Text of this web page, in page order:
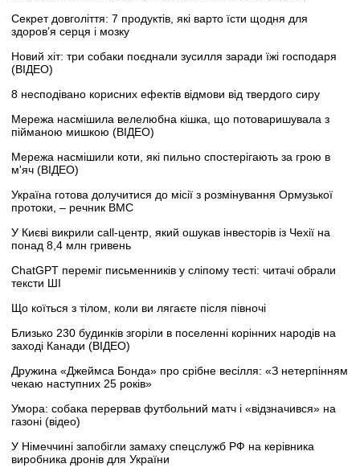
Секрет довголіття: 7 продуктів, які варто їсти щодня для
здоров’я серця і мозку
Новий хіт: три собаки поєднали зусилля заради їжі господаря
(ВІДЕО)
8 несподівано корисних ефектів відмови від твердого сиру
Мережа насмішила велелюбна кішка, що потоваришувала з
пійманою мишкою (ВІДЕО)
Мережа насмішили коти, які пильно спостерігають за грою в
м'яч (ВІДЕО)
Україна готова долучитися до місії з розмінування Ормузької
протоки, – речник ВМС
У Києві викрили call-центр, який ошукав інвесторів із Чехії на
понад 8,4 млн гривень
ChatGPT переміг письменників у сліпому тесті: читачі обрали
тексти ШІ
Що коїться з тілом, коли ви лягаєте після півночі
Близько 230 будинків згоріли в поселенні корінних народів на
заході Канади (ВІДЕО)
Дружина «Джеймса Бонда» про срібне весілля: «З нетерпінням
чекаю наступних 25 років»
Умора: собака перервав футбольний матч і «відзначився» на
газоні (відео)
У Німеччині запобігли замаху спецслужб РФ на керівника
виробника дронів для України